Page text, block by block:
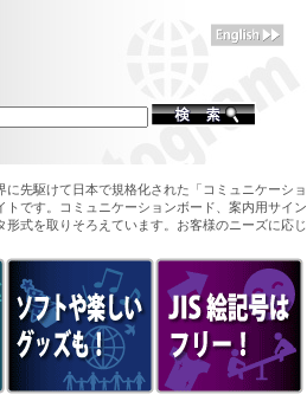
先駆けて日本で規格化された「コミュニケーショ
です。コミュニケーションボード、案内用サイン
式を取りそろえています。お客様のニーズに応じ